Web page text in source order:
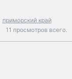
приморский край
11 просмотров всего.